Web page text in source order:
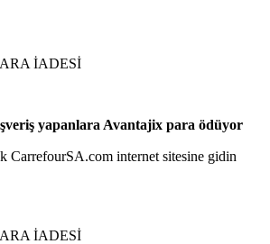
İADESİ
yapanlara Avantajix para ödüyor
CarrefourSA.com internet sitesine gidin
İADESİ